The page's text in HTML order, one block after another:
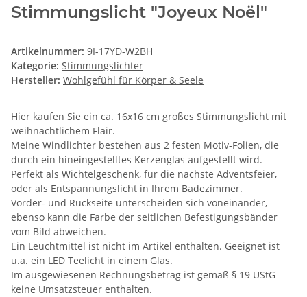
Stimmungslicht "Joyeux Noël"
Artikelnummer: 9I-17YD-W2BH
Kategorie: Stimmungslichter
Hersteller: Wohlgefühl für Körper & Seele
Hier kaufen Sie ein ca. 16x16 cm großes Stimmungslicht mit
weihnachtlichem Flair.
Meine Windlichter bestehen aus 2 festen Motiv-Folien, die
durch ein hineingestelltes Kerzenglas aufgestellt wird.
Perfekt als Wichtelgeschenk, für die nächste Adventsfeier,
oder als Entspannungslicht in Ihrem Badezimmer.
Vorder- und Rückseite unterscheiden sich voneinander,
ebenso kann die Farbe der seitlichen Befestigungsbänder
vom Bild abweichen.
Ein Leuchtmittel ist nicht im Artikel enthalten. Geeignet ist
u.a. ein LED Teelicht in einem Glas.
Im ausgewiesenen Rechnungsbetrag ist gemäß § 19 UStG
keine Umsatzsteuer enthalten.